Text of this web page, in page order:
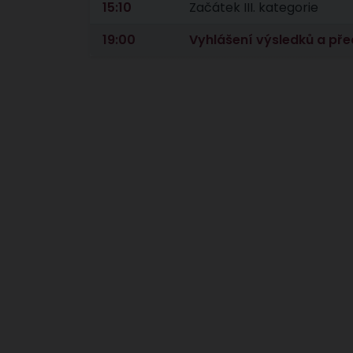
15:10
Začátek III. kategorie
19:00
Vyhlášení výsledků a